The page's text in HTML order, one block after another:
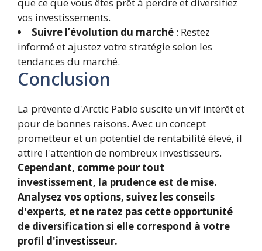
vos investissements.
Suivre l’évolution du marché : Restez
informé et ajustez votre stratégie selon les
tendances du marché.
Conclusion
La prévente d'Arctic Pablo suscite un vif intérêt et
pour de bonnes raisons. Avec un concept
prometteur et un potentiel de rentabilité élevé, il
attire l'attention de nombreux investisseurs.
Cependant, comme pour tout
investissement, la prudence est de mise.
Analysez vos options, suivez les conseils
d'experts, et ne ratez pas cette opportunité
de diversification si elle correspond à votre
profil d'investisseur.